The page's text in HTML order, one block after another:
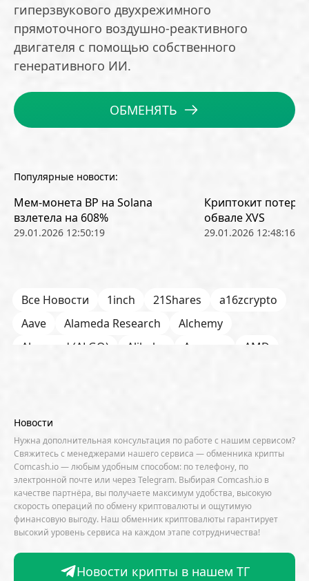
гиперзвукового двухрежимного
прямоточного воздушно-реактивного
двигателя с помощью собственного
генеративного ИИ.
ОБМЕНЯТЬ
Популярные новости:
Мем-монета BP на Solana
взлетела на 608%
29.01.2026 12:50:19
Криптокит
обвале XVS
29.01.2026 12:48:16
Все Новости 1inch 21Shares
a16zcrypto
Aave
Alameda Research
Alchemy
Algorand (ALGO)
Alibaba Amazon
AMD
Aster
Binance
BIS Bitcoin Core
Bitcoin Pizza Day
Bitfarms
Bitfinex Bitget
Bithumb
BitMEX
BitOK Bitwise BlackRock
Block
Bloomberg
BNB Chain
BNP Paribas
Börse Stuttgart
BTCFi Bullish
Bybit
Новости
Нужна дополнительная консультация по работе с нашим сервисом?
Свяжитесь с менеджерами нашего сервиса — обменника крипты
Comcash.io — любым удобным способом: по телефону, по
электронной почте или через Telegram. Выбирая Comcash.io в
качестве партнёра, вы получаете максимум удобства, высокую
скорость операций по обмену криптовалюты и ощутимую
финансовую выгоду. Наш обменник криптовалюты гарантирует
высокий уровень сервиса на каждом этапе сотрудничества!
Новости крипты в нашем ТГ